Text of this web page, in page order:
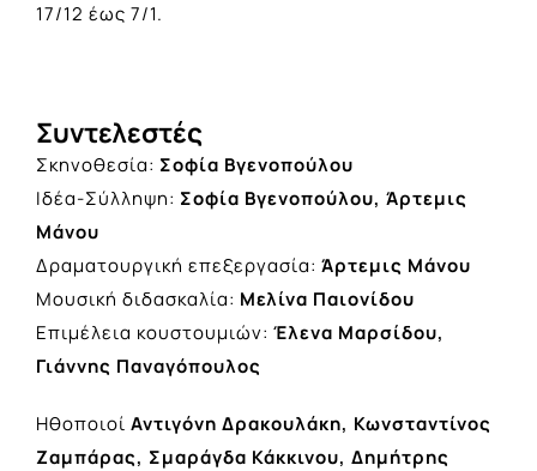
17/12 έως 7/1.
Συντελεστές
Σκηνοθεσία: Σοφία Βγενοπούλου
Ιδέα-Σύλληψη: Σοφία Βγενοπούλου, Άρτεμις
Μάνου
Δραματουργική επεξεργασία: Άρτεμις Μάνου
Μουσική διδασκαλία: Μελίνα Παιονίδου
Επιμέλεια κουστουμιών: Έλενα Μαρσίδου,
Γιάννης Παναγόπουλος
Ηθοποιοί Αντιγόνη Δρακουλάκη, Κωνσταντίνος
Ζαμπάρας, Σμαράγδα Κάκκινου, Δημήτρης